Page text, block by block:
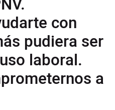
con
pudiera ser
laboral.
a